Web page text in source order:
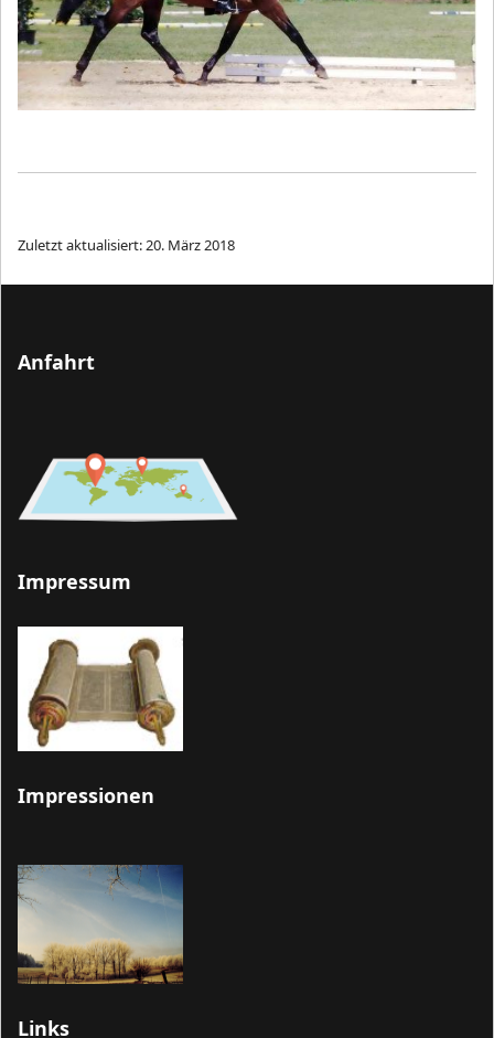
Zuletzt aktualisiert: 20. März 2018
Anfahrt
Impressum
Impressionen
Links